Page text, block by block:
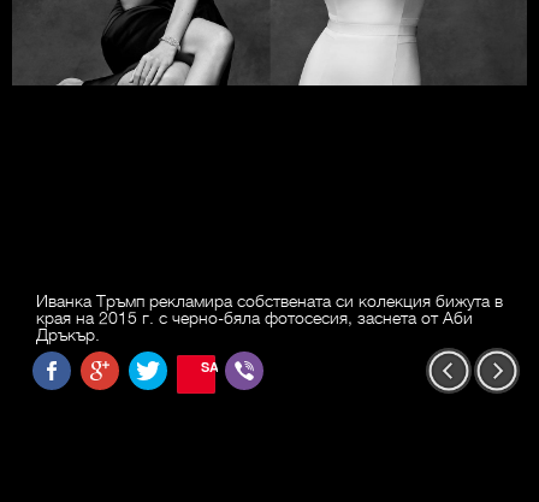
Иванка Тръмп рекламира собствената си колекция бижута в
края на 2015 г. с черно-бяла фотосесия, заснета от Аби
Дръкър.
SAVE